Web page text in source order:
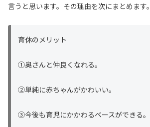
言うと思います。その理由を次にまとめます。
育休のメリット
①奥さんと仲良くなれる。
②単純に赤ちゃんがかわいい。
③今後も育児にかかわるベースができる。